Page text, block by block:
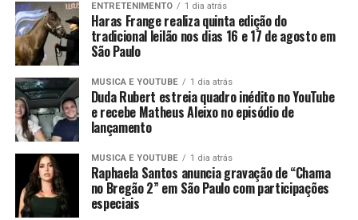
ENTRETENIMENTO 1 dia atrás
Haras Frange realiza quinta edição do
tradicional leilão nos dias 16 e 17 de agosto em
São Paulo
MUSICA E YOUTUBE 1 dia atrás
Duda Rubert estreia quadro inédito no YouTube
e recebe Matheus Aleixo no episódio de
lançamento
MUSICA E YOUTUBE 1 dia atrás
Raphaela Santos anuncia gravação de “Chama
no Bregão 2” em São Paulo com participações
especiais